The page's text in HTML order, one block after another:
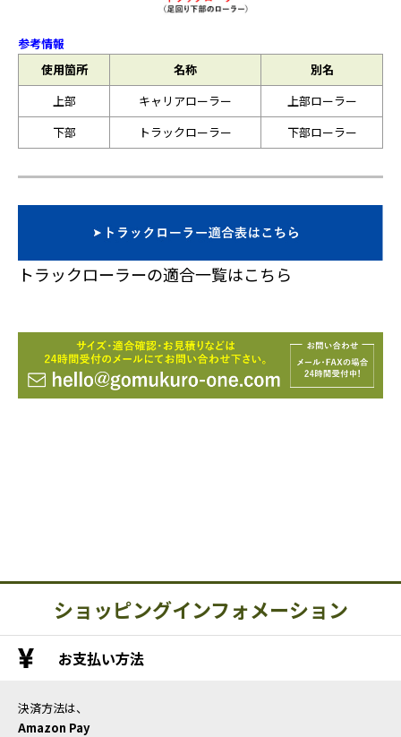
参考情報
使用箇所
名称
別名
上部
キャリアローラー
上部ローラー
下部
トラックローラー 下部ローラー
トラックローラーの適合一覧はこちら
ショッピングインフォメーション
お支払い方法
決済方法は、
Amazon Pay